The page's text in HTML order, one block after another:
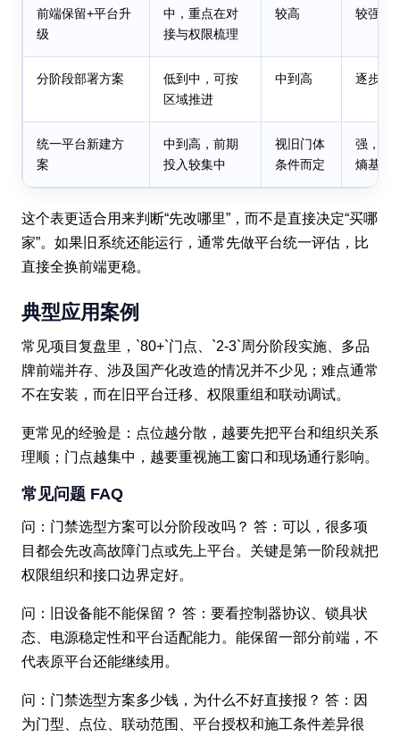
前端保留+平台升
级
中，重点在对
接与权限梳理
较高 较强，
分阶段部署方案
低到中，可按
区域推进
中到高 逐步提
统一平台新建方
案
中到高，前期
投入较集中
视旧门体
条件而定
强，支
熵基等
这个表更适合用来判断“先改哪里”，而不是直接决定“买哪
家”。如果旧系统还能运行，通常先做平台统一评估，比
直接全换前端更稳。
典型应用案例
常见项目复盘里，`80+`门点、`2-3`周分阶段实施、多品
牌前端并存、涉及国产化改造的情况并不少见；难点通常
不在安装，而在旧平台迁移、权限重组和联动调试。
更常见的经验是：点位越分散，越要先把平台和组织关系
理顺；门点越集中，越要重视施工窗口和现场通行影响。
常见问题 FAQ
问：门禁选型方案可以分阶段改吗？ 答：可以，很多项
目都会先改高故障门点或先上平台。关键是第一阶段就把
权限组织和接口边界定好。
问：旧设备能不能保留？ 答：要看控制器协议、锁具状
态、电源稳定性和平台适配能力。能保留一部分前端，不
代表原平台还能继续用。
问：门禁选型方案多少钱，为什么不好直接报？ 答：因
为门型、点位、联动范围、平台授权和施工条件差异很